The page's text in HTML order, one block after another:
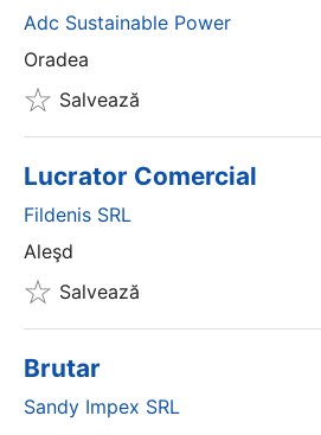
Adc Sustainable Power
Oradea
Salvează
Lucrator Comercial
Fildenis SRL
Aleşd
Salvează
Brutar
Sandy Impex SRL